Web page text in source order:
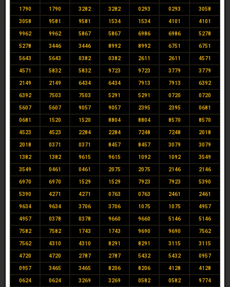
1790 1790 3282 3282 0293 0293 3058
3058 9581 9581 1534 1534 4101 4101
9962 9962 5867 5867 6986 6986 5278
5278 3446 3446 8992 8992 6751 6751
5643 5643 0382 0382 2611 2611 4571
4571 5832 5832 9723 9723 3779 3779
2149 2149 6434 6434 7913 7913 6392
6392 7503 7503 5291 5291 0720 0720
5607 5607 9057 9057 2395 2395 0681
0681 1520 1520 8804 8804 8570 8570
4523 4523 2284 2284 7248 7248 2018
2018 0371 0371 8457 8457 3079 3079
1382 1382 9615 9615 1092 1092 3549
3549 0461 0461 2075 2075 2146 2146
6970 6970 1529 1529 7923 7923 5390
5390 4271 4271 0763 0763 2461 2461
9634 9634 3706 3706 1075 1075 4957
4957 0378 0378 9660 9660 5146 5146
7582 7582 1743 1743 9690 9690 7562
7562 4310 4310 8291 8291 3115 3115
4720 4720 2787 2787 5432 5432 0957
0957 3465 3465 8206 8206 4128 4128
0624 0624 3269 3269 0582 0582 9774